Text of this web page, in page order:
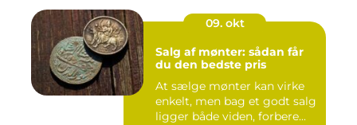
09. okt
Salg af mønter: sådan får
du den bedste pris
At sælge mønter kan virke
enkelt, men bag et godt salg
ligger både viden, forbere...